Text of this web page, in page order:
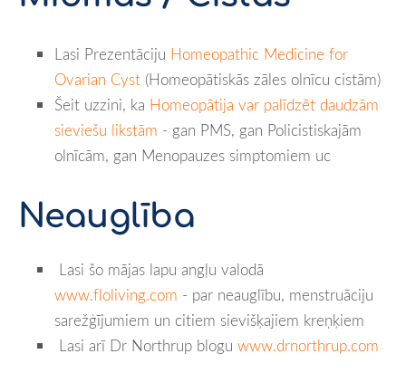
Lasi Prezentāciju Homeopathic Medicine for
Ovarian Cyst (Homeopātiskās zāles olnīcu cistām)
Šeit uzzini, ka Homeopātija var palīdzēt daudzām
sieviešu likstām - gan PMS, gan Policistiskajām
olnīcām, gan Menopauzes simptomiem uc
Neauglība
Lasi šo mājas lapu angļu valodā
www.floliving.com - par neauglību, menstruāciju
sarežģījumiem un citiem sievišķajiem kreņķiem
Lasi arī Dr Northrup blogu www.drnorthrup.com